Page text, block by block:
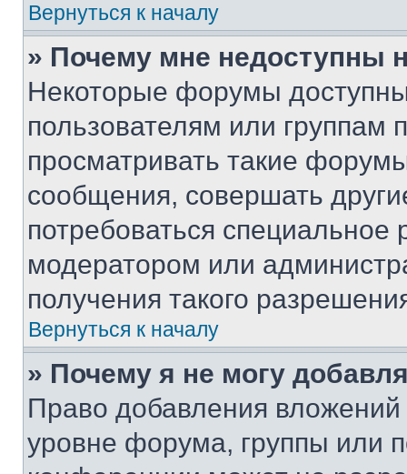
Вернуться к началу
» Почему мне недоступны
Некоторые форумы
пользователям или группам
просматривать такие
сообщения, совершать
потребоваться
модератором или
получения такого
Вернуться к началу
» Почему я не могу
Право добавления
уровне форума, группы или